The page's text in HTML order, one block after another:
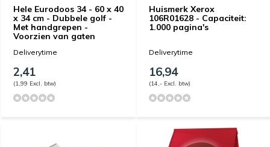
Hele Eurodoos 34 - 60 x 40
x 34 cm - Dubbele golf -
Met handgrepen -
Voorzien van gaten
Deliverytime
2,41
(1,99 Excl. btw)
Huismerk Xerox
106R01628 - Capaciteit:
1.000 pagina's
Deliverytime
16,94
(14,- Excl. btw)